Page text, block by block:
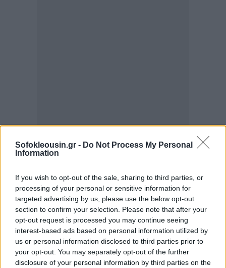
Sofokleousin.gr - Do Not Process My Personal
Information
If you wish to opt-out of the sale, sharing to third parties, or
processing of your personal or sensitive information for
targeted advertising by us, please use the below opt-out
section to confirm your selection. Please note that after your
opt-out request is processed you may continue seeing
interest-based ads based on personal information utilized by
us or personal information disclosed to third parties prior to
your opt-out. You may separately opt-out of the further
disclosure of your personal information by third parties on the